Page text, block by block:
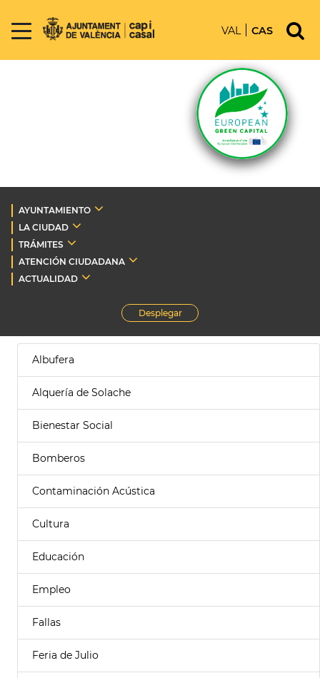
VAL CAS
AYUNTAMIENTO
LA CIUDAD
TRÁMITES
ATENCIÓN CIUDADANA
ACTUALIDAD
Desplegar
Albufera
Alquería de Solache
Bienestar Social
Bomberos
Contaminación Acústica
Cultura
Educación
Empleo
Fallas
Feria de Julio